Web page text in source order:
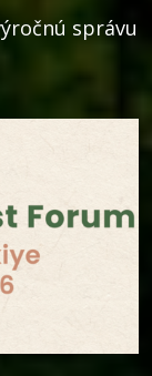
správu